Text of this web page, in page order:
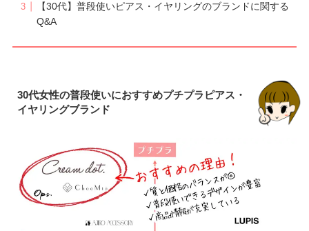
【30代】普段使いピアス・イヤリングのブランドに関する
Q&A
30代女性の普段使いにおすすめプチプラピアス・
イヤリングブランド